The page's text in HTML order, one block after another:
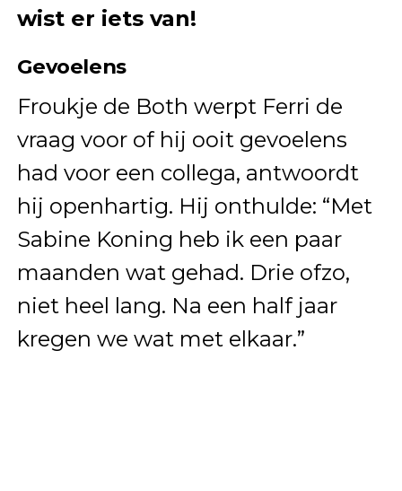
wist er iets van!
Gevoelens
Froukje de Both werpt Ferri de
vraag voor of hij ooit gevoelens
had voor een collega, antwoordt
hij openhartig. Hij onthulde: “Met
Sabine Koning heb ik een paar
maanden wat gehad. Drie ofzo,
niet heel lang. Na een half jaar
kregen we wat met elkaar.”